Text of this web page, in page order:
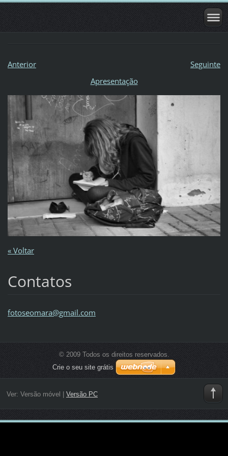
Anterior
Seguinte
Apresentação
« Voltar
Contatos
fotoseomara@gmail.com
© 2009 Todos os direitos reservados.
Crie o seu site grátis
Ver: Versão móvel Versão PC